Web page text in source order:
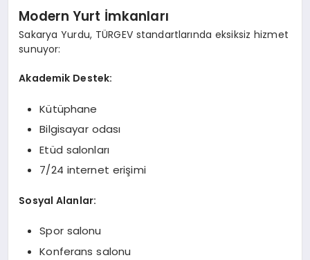
Modern Yurt İmkanları
Sakarya Yurdu, TÜRGEV standartlarında eksiksiz hizmet
sunuyor:
Akademik Destek:
Kütüphane
Bilgisayar odası
Etüd salonları
7/24 internet erişimi
Sosyal Alanlar:
Spor salonu
Konferans salonu